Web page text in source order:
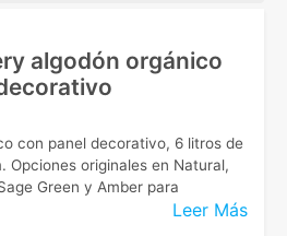
algodón orgánico
Leer Más
con panel decorativo, 6 litros de
Opciones originales en Natural,
Green y Amber para